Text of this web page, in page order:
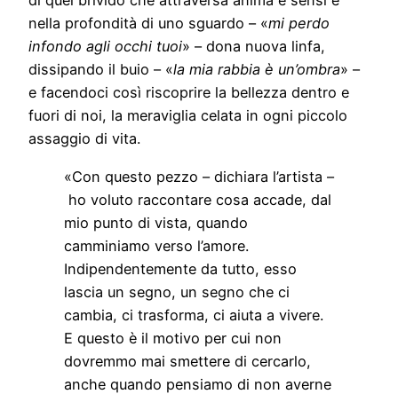
nella profondità di uno sguardo – «mi perdo
infondo agli occhi tuoi» – dona nuova linfa,
dissipando il buio – «la mia rabbia è un’ombra» –
e facendoci così riscoprire la bellezza dentro e
fuori di noi, la meraviglia celata in ogni piccolo
assaggio di vita.
«Con questo pezzo – dichiara l’artista –
ho voluto raccontare cosa accade, dal
mio punto di vista, quando
camminiamo verso l’amore.
Indipendentemente da tutto, esso
lascia un segno, un segno che ci
cambia, ci trasforma, ci aiuta a vivere.
E questo è il motivo per cui non
dovremmo mai smettere di cercarlo,
anche quando pensiamo di non averne